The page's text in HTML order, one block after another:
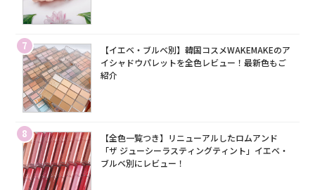
7
【イエベ・ブルベ別】韓国コスメWAKEMAKEのア
イシャドウパレットを全色レビュー！最新色もご
紹介
8
【全色一覧つき】リニューアルしたロムアンド
「ザ ジューシーラスティングティント」イエベ・
ブルベ別にレビュー！